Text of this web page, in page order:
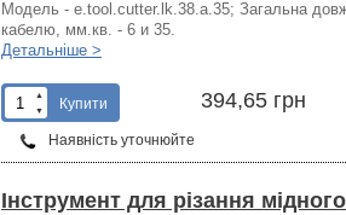
Модель - e.tool.cutter.lk.38.a.35; Загальна
кабелю, мм.кв. - 6 и 35.
Детальніше >
▲
▼
Купити 394,65 грн
Наявність уточнюйте
Інструмент для різання